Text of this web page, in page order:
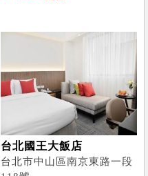
台北國王大飯店
台北市中山區南京東路一段